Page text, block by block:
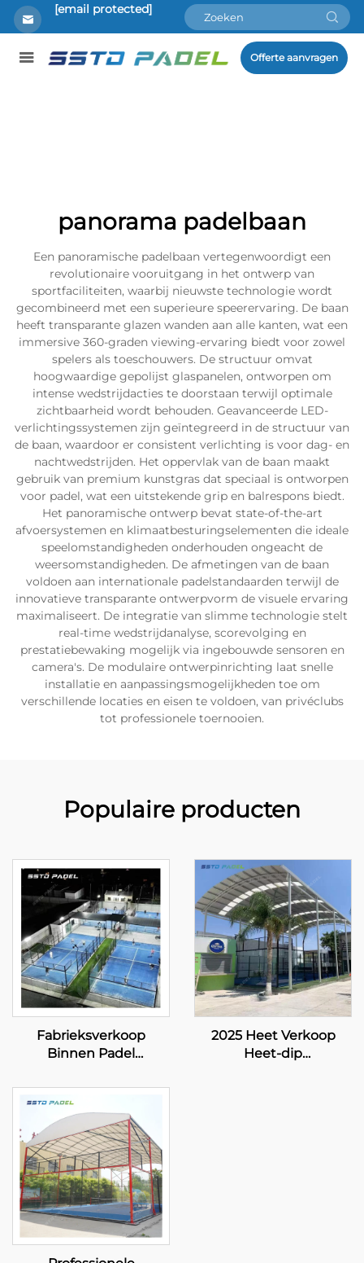
[email protected]
Offerte aanvragen
panorama padelbaan
Een panoramische padelbaan vertegenwoordigt een
revolutionaire vooruitgang in het ontwerp van
sportfaciliteiten, waarbij nieuwste technologie wordt
gecombineerd met een superieure speerervaring. De baan
heeft transparante glazen wanden aan alle kanten, wat een
immersive 360-graden viewing-ervaring biedt voor zowel
spelers als toeschouwers. De structuur omvat
hoogwaardige gepolijst glaspanelen, ontworpen om
intense wedstrijdacties te doorstaan terwijl optimale
zichtbaarheid wordt behouden. Geavanceerde LED-
verlichtingssystemen zijn geïntegreerd in de structuur van
de baan, waardoor er consistent verlichting is voor dag- en
nachtwedstrijden. Het oppervlak van de baan maakt
gebruik van premium kunstgras dat speciaal is ontworpen
voor padel, wat een uitstekende grip en balrespons biedt.
Het panoramische ontwerp bevat state-of-the-art
afvoersystemen en klimaatbesturingselementen die ideale
speelomstandigheden onderhouden ongeacht de
weersomstandigheden. De afmetingen van de baan
voldoen aan internationale padelstandaarden terwijl de
innovatieve transparante ontwerpvorm de visuele ervaring
maximaliseert. De integratie van slimme technologie stelt
real-time wedstrijdanalyse, scorevolging en
prestatiebewaking mogelijk via ingebouwde sensoren en
camera's. De modulaire ontwerpinrichting laat snelle
installatie en aanpassingsmogelijkheden toe om
verschillende locaties en eisen te voldoen, van privéclubs
tot professionele toernooien.
Populaire producten
Fabrieksverkoop
Binnen Padel
Verkochte Groothandel
Panoramische Paddle
Court 001-3
2025 Heet Verkoop
Heet-dip